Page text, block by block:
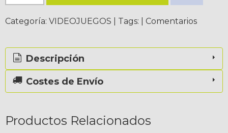
Categoría: VIDEOJUEGOS Tags: Comentarios
Descripción
Costes de Envío
Productos Relacionados